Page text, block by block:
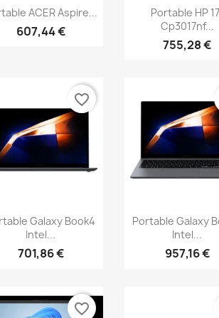
Aperçu rapide
ACER Aspire...
607,44 €
Aperçu
Portable HP
Cp3017nf...
755,28 €
Aperçu rapide
Galaxy Book4
Intel...
701,86 €
favorite_border
Aperçu
Portable Galaxy
Intel...
957,16 €
favorite_border